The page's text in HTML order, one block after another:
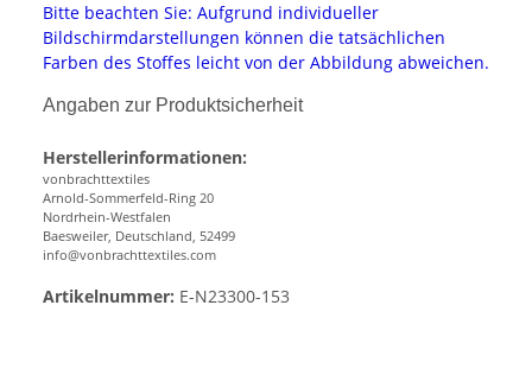
Bitte beachten Sie: Aufgrund individueller
Bildschirmdarstellungen können die tatsächlichen
Farben des Stoffes leicht von der Abbildung abweichen.
Angaben zur Produktsicherheit
Herstellerinformationen:
vonbrachttextiles
Arnold-Sommerfeld-Ring 20
Nordrhein-Westfalen
Baesweiler, Deutschland, 52499
info@vonbrachttextiles.com
Artikelnummer: E-N23300-153